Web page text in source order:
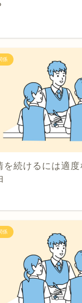
係
を続けるには適
係